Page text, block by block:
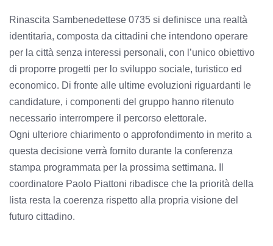
Rinascita Sambenedettese 0735 si definisce una realtà
identitaria, composta da cittadini che intendono operare
per la città senza interessi personali, con l’unico obiettivo
di proporre progetti per lo sviluppo sociale, turistico ed
economico. Di fronte alle ultime evoluzioni riguardanti le
candidature, i componenti del gruppo hanno ritenuto
necessario interrompere il percorso elettorale.
Ogni ulteriore chiarimento o approfondimento in merito a
questa decisione verrà fornito durante la conferenza
stampa programmata per la prossima settimana. Il
coordinatore Paolo Piattoni ribadisce che la priorità della
lista resta la coerenza rispetto alla propria visione del
futuro cittadino.